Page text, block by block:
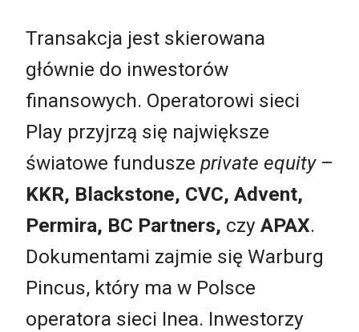
Transakcja jest skierowana
głównie do inwestorów
finansowych. Operatorowi sieci
Play przyjrzą się największe
światowe fundusze private equity–
KKR, Blackstone, CVC, Advent,
Permira, BC Partners, czy APAX.
Dokumentami zajmie się Warburg
Pincus, który ma w Polsce
operatora sieci Inea. Inwestorzy